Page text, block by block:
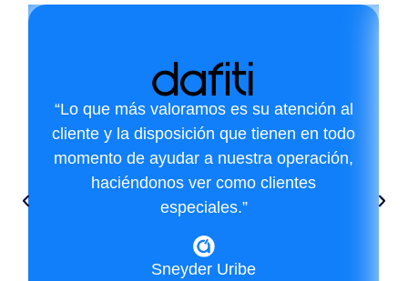
“Lo que más valoramos es su atención al
cliente y la disposición que tienen en todo
momento de ayudar a nuestra operación,
haciéndonos ver como clientes
especiales.”
Sneyder Uribe